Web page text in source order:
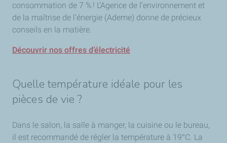
consommation de 7 % ! L’Agence de l’environnement et
de la maîtrise de l’énergie (Ademe) donne de précieux
conseils en la matière.
Découvrir nos offres d’électricité
Quelle température idéale pour les
pièces de vie ?
Dans le salon, la salle à manger, la cuisine ou le bureau,
il est recommandé de régler la température à 19°C. La